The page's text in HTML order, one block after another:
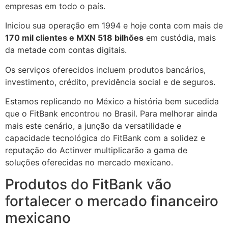
empresas em todo o país.
Iniciou sua operação em 1994 e hoje conta com mais de
170 mil clientes e MXN 518 bilhões em custódia, mais
da metade com contas digitais.
Os serviços oferecidos incluem produtos bancários,
investimento, crédito, previdência social e de seguros.
Estamos replicando no México a história bem sucedida
que o FitBank encontrou no Brasil. Para melhorar ainda
mais este cenário, a junção da versatilidade e
capacidade tecnológica do FitBank com a solidez e
reputação do Actinver multiplicarão a gama de
soluções oferecidas no mercado mexicano.
Produtos do FitBank vão
fortalecer o mercado financeiro
mexicano